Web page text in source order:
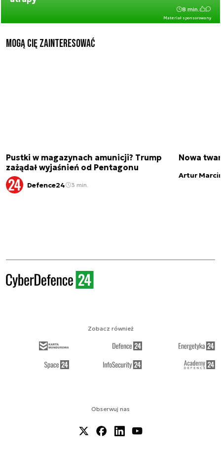
Materiał sponsorowany
8 min.
Mogą Cię zainteresować
Pustki w magazynach amunicji? Trump
zażądał wyjaśnień od Pentagonu
Defence24 3 min.
Nowa
Artur
Obserwuj nas
Zobacz również